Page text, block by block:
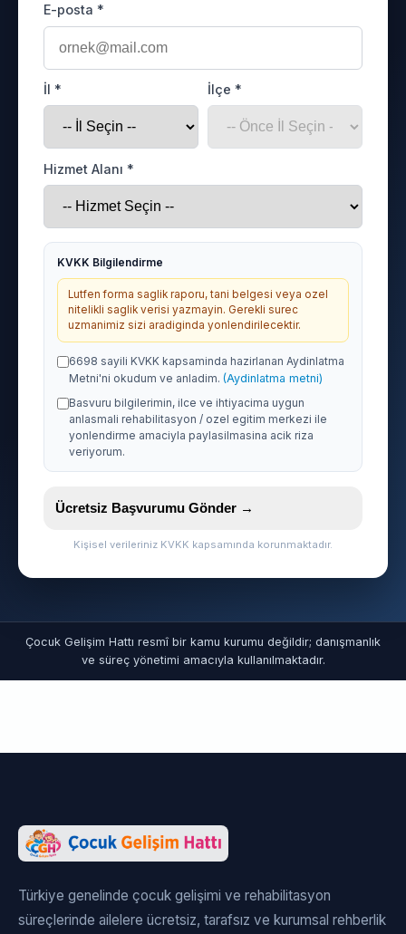
E-posta *
İl * İlçe *
Hizmet Alanı *
KVKK Bilgilendirme
Lutfen forma saglik raporu, tani belgesi veya ozel
nitelikli saglik verisi yazmayin. Gerekli surec
uzmanimiz sizi aradiginda yonlendirilecektir.
6698 sayili KVKK kapsaminda hazirlanan Aydinlatma
Metni'ni okudum ve anladim. (Aydinlatma metni)
Basvuru bilgilerimin, ilce ve ihtiyacima uygun
anlasmali rehabilitasyon / ozel egitim merkezi ile
yonlendirme amaciyla paylasilmasina acik riza
veriyorum.
Ücretsiz Başvurumu Gönder →
Kişisel verileriniz KVKK kapsamında korunmaktadır.
Çocuk Gelişim Hattı resmî bir kamu kurumu değildir; danışmanlık
ve süreç yönetimi amacıyla kullanılmaktadır.
Türkiye genelinde çocuk gelişimi ve rehabilitasyon
süreçlerinde ailelere ücretsiz, tarafsız ve kurumsal rehberlik